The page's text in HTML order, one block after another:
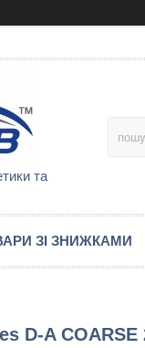
та
ЗІ ЗНИЖКАМИ
D-A